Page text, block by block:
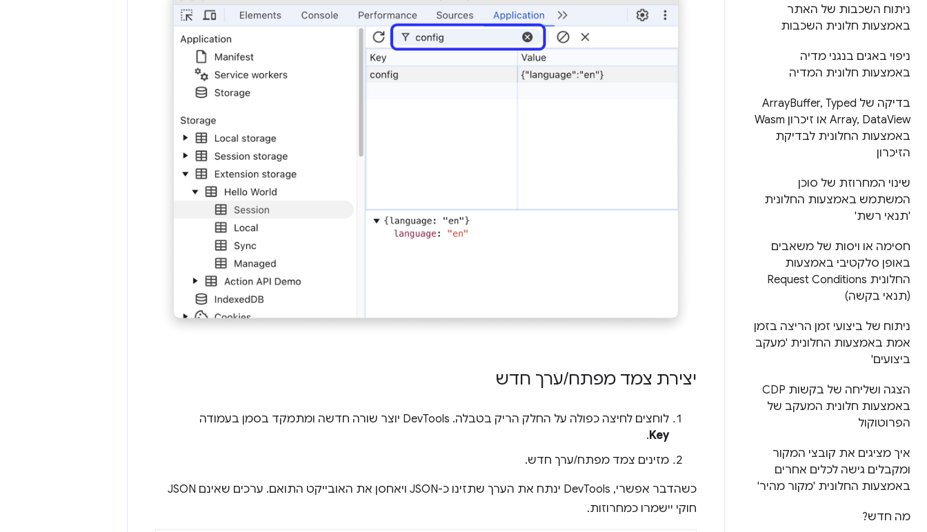
ניתוח השכבות של האתר
באמצעות חלונית השכבות
ניפוי באגים בנגני מדיה
באמצעות חלונית המדיה
בדיקה של Array Buffer, Typed
Array, Data
View או זיכרון Wasm
באמצעות החלונית לבדיקת
הזיכרון
שינוי המחרוזת של סוכן
המשתמש באמצעות החלונית
'תנאי רשת'
חסימה או ויסות של משאבים
באופן סלקטיבי באמצעות
החלונית Request Conditions
(תנאי בקשה)
ניתוח של ביצועי זמן הריצה בזמן
אמת באמצעות החלונית 'מעקב
ביצועים'
הצגה ושליחה של בקשות CDP
באמצעות חלונית המעקב של
הפרוטוקול
איך מציגים את קובצי המקור
ומקבלים גישה לכלים אחרים
באמצעות החלונית 'מקור מהיר'
מה חדש?
יצירת צמד מפתח/ערך חדש
לוחצים לחיצה כפולה על החלק הריק בטבלה. DevTools יוצר שורה חדשה ומתמקד בסמן בעמודה
Key
.
מזינים צמד מפתח/ערך חדש.
כשהדבר אפשרי, DevTools ינתח את הערך שתזינו כ-JSON ויאחסן את האובייקט התואם. ערכים שאינם JSON
חוקי יישמרו כמחרוזות.